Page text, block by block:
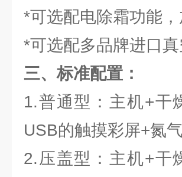
*可选配电除霜功能
*可选配多品牌进口真
三、标准配置：
1.普通型：主机+干
USB的触摸彩屏+氮
2.压盖型：主机+干